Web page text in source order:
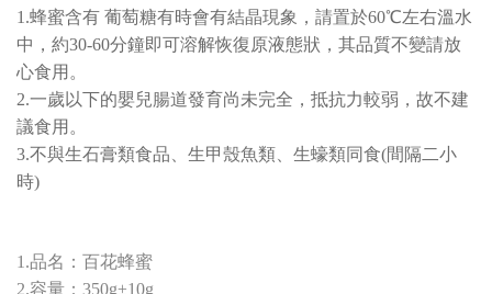
1.蜂蜜含有 葡萄糖有時會有結晶現象，請置於60℃左右溫水
中，約30-60分鐘即可溶解恢復原液態狀，其品質不變請放
心食用。
2.一歲以下的嬰兒腸道發育尚未完全，抵抗力較弱，故不建
議食用。
3.不與生石膏類食品、生甲殼魚類、生蠔類同食(間隔二小
時)
1.品名：百花蜂蜜
2.容量：350g±10g